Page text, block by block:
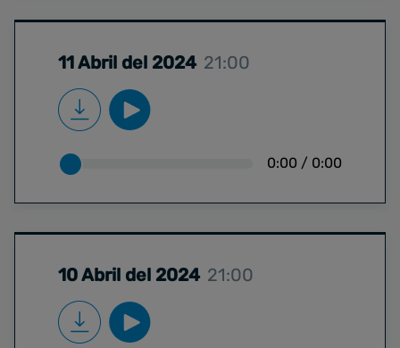
11 Abril del 2024 21:00
0:00 / 0:00
10 Abril del 2024 21:00